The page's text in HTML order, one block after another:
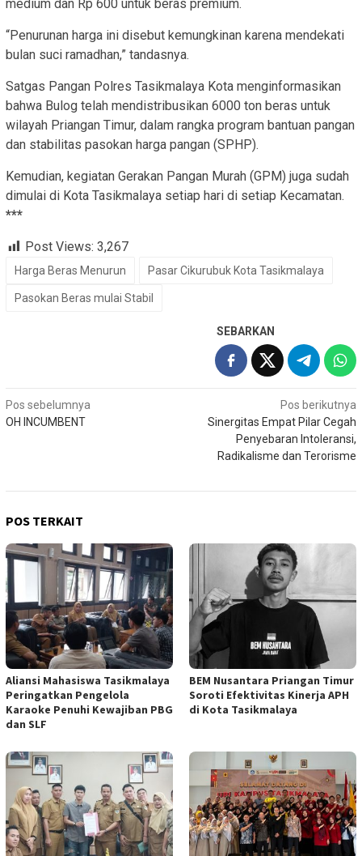
medium dan Rp 600 untuk beras premium.
“Penurunan harga ini disebut kemungkinan karena mendekati
bulan suci ramadhan,” tandasnya.
Satgas Pangan Polres Tasikmalaya Kota menginformasikan
bahwa Bulog telah mendistribusikan 6000 ton beras untuk
wilayah Priangan Timur, dalam rangka program bantuan pangan
dan stabilitas pasokan harga pangan (SPHP).
Kemudian, kegiatan Gerakan Pangan Murah (GPM) juga sudah
dimulai di Kota Tasikmalaya setiap hari di setiap Kecamatan.
***
Post Views: 3,267
Harga Beras Menurun Pasar Cikurubuk Kota Tasikmalaya
Pasokan Beras mulai Stabil
SEBARKAN
Navigasi
pos
Pos sebelumnya
OH INCUMBENT
Pos berikutnya
Sinergitas Empat Pilar Cegah
Penyebaran Intoleransi,
Radikalisme dan Terorisme
POS TERKAIT
Aliansi Mahasiswa Tasikmalaya
Peringatkan Pengelola
Karaoke Penuhi Kewajiban PBG
dan SLF
BEM Nusantara Priangan Timur
Soroti Efektivitas Kinerja APH
di Kota Tasikmalaya